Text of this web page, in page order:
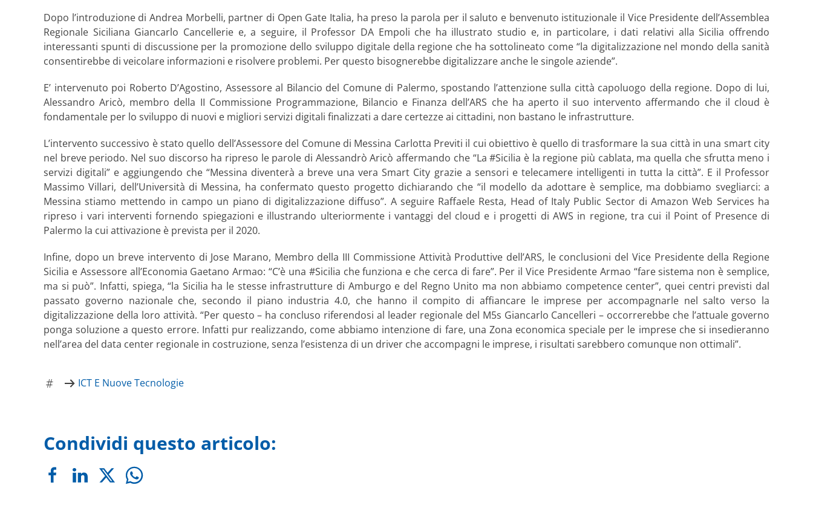
Dopo l’introduzione di Andrea Morbelli, partner di Open Gate Italia, ha preso la parola per il saluto e benvenuto istituzionale il Vice Presidente dell’Assemblea
Regionale Siciliana Giancarlo Cancellerie e, a seguire, il Professor DA Empoli che ha illustrato studio e, in particolare, i dati relativi alla Sicilia offrendo
interessanti spunti di discussione per la promozione dello sviluppo digitale della regione che ha sottolineato come “la digitalizzazione nel mondo della sanità
consentirebbe di veicolare informazioni e risolvere problemi. Per questo bisognerebbe digitalizzare anche le singole aziende”.
E’ intervenuto poi Roberto D’Agostino, Assessore al Bilancio del Comune di Palermo, spostando l’attenzione sulla città capoluogo della regione. Dopo di lui,
Alessandro Aricò, membro della II Commissione Programmazione, Bilancio e Finanza dell’ARS che ha aperto il suo intervento affermando che il cloud è
fondamentale per lo sviluppo di nuovi e migliori servizi digitali finalizzati a dare certezze ai cittadini, non bastano le infrastrutture.
L’intervento successivo è stato quello dell’Assessore del Comune di Messina Carlotta Previti il cui obiettivo è quello di trasformare la sua città in una smart city
nel breve periodo. Nel suo discorso ha ripreso le parole di Alessandrò Aricò affermando che “La #Sicilia è la regione più cablata, ma quella che sfrutta meno i
servizi digitali” e aggiungendo che “Messina diventerà a breve una vera Smart City grazie a sensori e telecamere intelligenti in tutta la città”. E il Professor
Massimo Villari, dell’Università di Messina, ha confermato questo progetto dichiarando che “il modello da adottare è semplice, ma dobbiamo svegliarci: a
Messina stiamo mettendo in campo un piano di digitalizzazione diffuso”. A seguire Raffaele Resta, Head of Italy Public Sector di Amazon Web Services ha
ripreso i vari interventi fornendo spiegazioni e illustrando ulteriormente i vantaggi del cloud e i progetti di AWS in regione, tra cui il Point of Presence di
Palermo la cui attivazione è prevista per il 2020.
Infine, dopo un breve intervento di Jose Marano, Membro della III Commissione Attività Produttive dell’ARS, le conclusioni del Vice Presidente della Regione
Sicilia e Assessore all’Economia Gaetano Armao: “C’è una #Sicilia che funziona e che cerca di fare”. Per il Vice Presidente Armao “fare sistema non è semplice,
ma si può”. Infatti, spiega, “la Sicilia ha le stesse infrastrutture di Amburgo e del Regno Unito ma non abbiamo competence center”, quei centri previsti dal
passato governo nazionale che, secondo il piano industria 4.0, che hanno il compito di affiancare le imprese per accompagnarle nel salto verso la
digitalizzazione della loro attività. “Per questo – ha concluso riferendosi al leader regionale del M5s Giancarlo Cancelleri – occorrerebbe che l’attuale governo
ponga soluzione a questo errore. Infatti pur realizzando, come abbiamo intenzione di fare, una Zona economica speciale per le imprese che si insedieranno
nell’area del data center regionale in costruzione, senza l’esistenza di un driver che accompagni le imprese, i risultati sarebbero comunque non ottimali”.
ICT E Nuove Tecnologie
Condividi questo articolo: